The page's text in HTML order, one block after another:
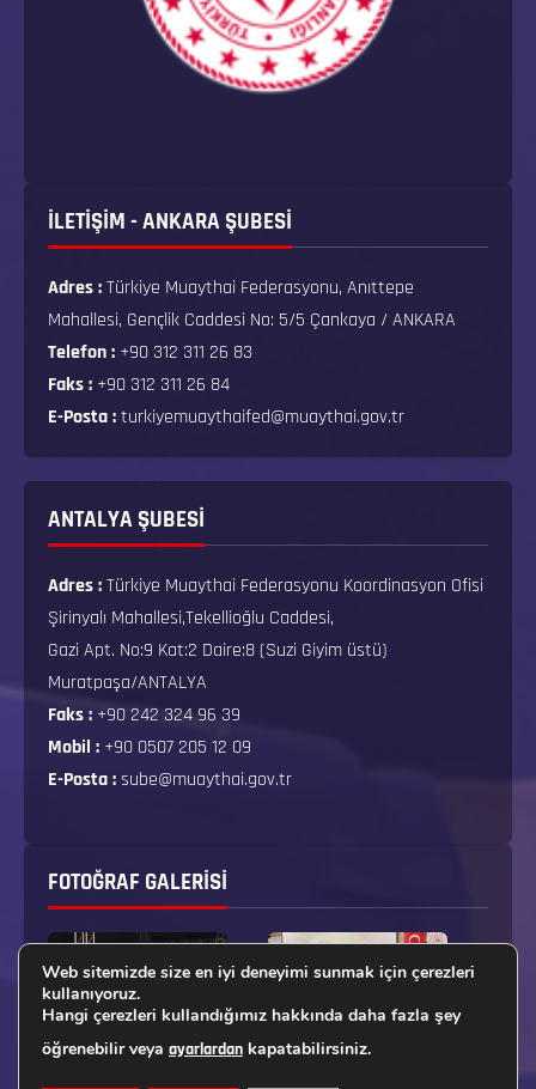
İLETİŞİM - ANKARA ŞUBESİ
Adres :Türkiye Muaythai Federasyonu, Anıttepe
Mahallesi, Gençlik Caddesi No: 5/5 Çankaya / ANKARA
Telefon : +90 312 311 26 83
Faks : +90 312 311 26 84
E-Posta :turkiyemuaythaifed@muaythai.gov.tr
ANTALYA ŞUBESİ
Adres :Türkiye Muaythai Federasyonu Koordinasyon Ofisi
Şirinyalı Mahallesi,Tekellioğlu Caddesi,
Gazi Apt. No:9 Kat:2 Daire:8 (Suzi Giyim üstü)
Muratpaşa/ANTALYA
Faks : +90 242 324 96 39
Mobil : +90 0507 205 12 09
E-Posta :sube@muaythai.gov.tr
FOTOĞRAF GALERISI
Web sitemizde size en iyi deneyimi sunmak için çerezleri
kullanıyoruz.
Hangi çerezleri kullandığımız hakkında daha fazla şey
öğrenebilir veya ayarlardan kapatabilirsiniz.